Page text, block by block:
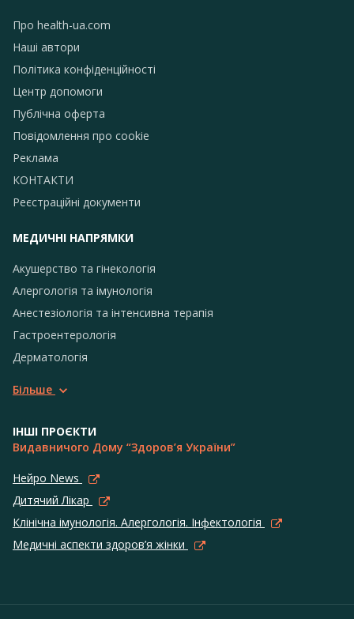
Про health-ua.com
Наші автори
Політика конфіденційності
Центр допомоги
Публічна оферта
Повідомлення про сookie
Реклама
КОНТАКТИ
Реєстраційні документи
МЕДИЧНІ НАПРЯМКИ
Акушерство та гінекологія
Алергологія та імунологія
Анестезіологія та інтенсивна терапія
Гастроентерологія
Дерматологія
Більше
ІНШІ ПРОЄКТИ
Видавничого Дому “Здоров’я України”
Нейро News
Дитячий Лікар
Клінічна імунологія. Алергологія. Інфектологія
Медичні аспекти здоров’я жінки